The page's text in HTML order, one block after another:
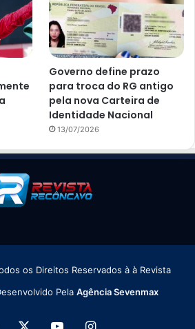
Governo define prazo
para troca do RG antigo
pela nova Carteira de
Identidade Nacional
13/07/2026
os Direitos Reservados à à Revista
Pela Agência Sevenmax
YouTubeInstagram